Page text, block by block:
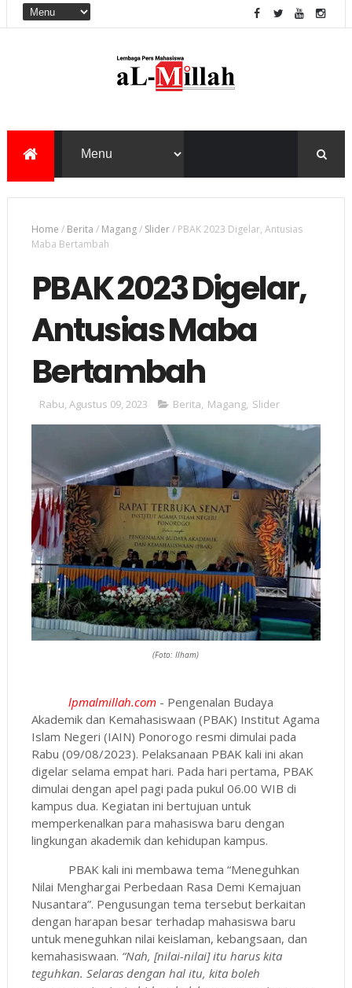
Home / Berita / Magang/ Slider/ PBAK 2023 Digelar, Antusias
Maba Bertambah
PBAK 2023 Digelar,
Antusias Maba
Bertambah
Rabu, Agustus 09, 2023 Berita, Magang, Slider
(Foto: Ilham)
lpmalmillah.com - Pengenalan Budaya
Akademik dan Kemahasiswaan (PBAK) Institut Agama
Islam Negeri (IAIN) Ponorogo resmi dimulai pada
Rabu (09/08/2023). Pelaksanaan PBAK kali ini akan
digelar selama empat hari. Pada hari pertama, PBAK
dimulai dengan apel pagi pada pukul 06.00 WIB di
kampus dua. Kegiatan ini bertujuan untuk
memperkenalkan para mahasiswa baru dengan
lingkungan akademik dan kehidupan kampus.
PBAK kali ini membawa tema “Meneguhkan
Nilai Menghargai Perbedaan Rasa Demi Kemajuan
Nusantara”. Pengusungan tema tersebut berkaitan
dengan harapan besar terhadap mahasiswa baru
untuk meneguhkan nilai keislaman, kebangsaan, dan
kemahasiswaan. “Nah, [nilai-nilai] itu harus kita
teguhkan. Selaras dengan hal itu, kita boleh